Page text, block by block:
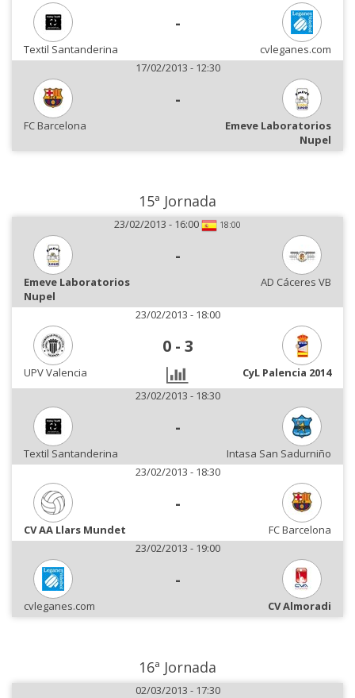
-
Textil Santanderina
cvleganes.com
17/02/2013 - 12:30
-
FC Barcelona
Emeve Laboratorios
Nupel
15ª Jornada
23/02/2013 - 16:00 18:00
-
Emeve Laboratorios
Nupel
AD Cáceres VB
23/02/2013 - 18:00
0 - 3
UPV Valencia
CyL Palencia 2014
23/02/2013 - 18:30
-
Textil Santanderina
Intasa San Sadurniño
23/02/2013 - 18:30
-
CV AA Llars Mundet
FC Barcelona
23/02/2013 - 19:00
-
cvleganes.com CV Almoradi
16ª Jornada
02/03/2013 - 17:30